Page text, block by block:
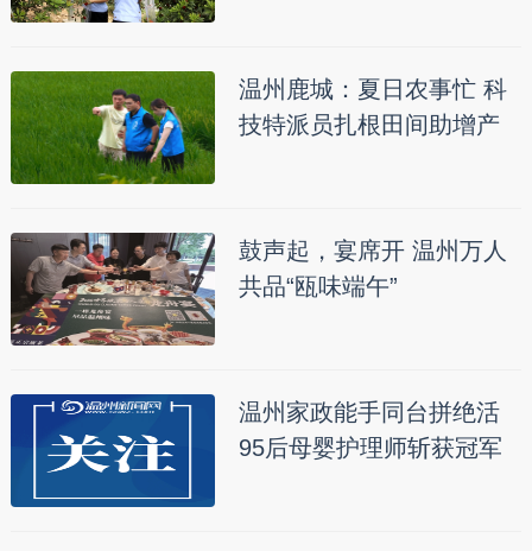
温州鹿城：夏日农事忙 科
技特派员扎根田间助增产
鼓声起，宴席开 温州万人
共品“瓯味端午”
温州家政能手同台拼绝活
95后母婴护理师斩获冠军